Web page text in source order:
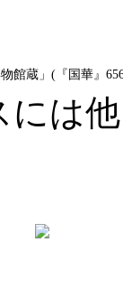
蔵」(『国華』
は